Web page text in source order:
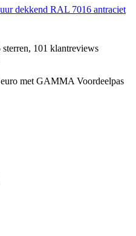
dekkend RAL 7016 antraciet
101 klantreviews
met GAMMA Voordeelpas